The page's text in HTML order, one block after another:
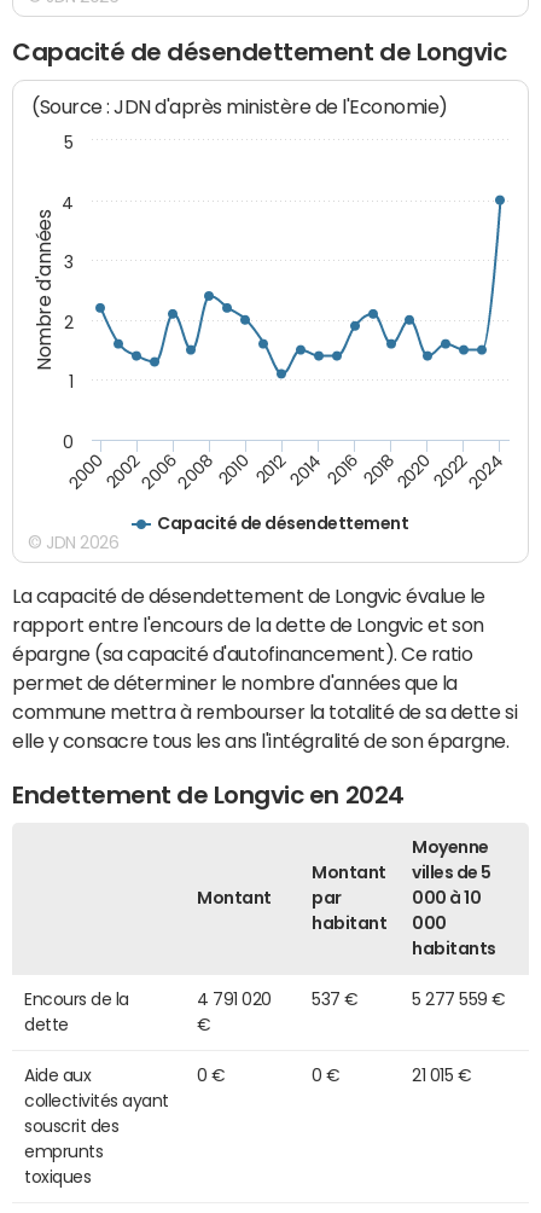
Capacité de désendettement de Longvic
Nombre d'années
(Source : JDN d'après ministère de l'Economie)
Capacité de désendettement
20002002200620082010 2012201420162018202020222024
0
2
3
4
5
© JDN 2026
La capacité de désendettement de Longvic évalue le
rapport entre l'encours de la dette de Longvic et son
épargne (sa capacité d'autofinancement). Ce ratio
permet de déterminer le nombre d'années que la
commune mettra à rembourser la totalité de sa dette si
elle y consacre tous les ans l'intégralité de son épargne.
Endettement de Longvic en 2024
Montant
Montant
par
habitant
Moyenne
villes de 5
000 à 10
000
habitants
Encours de la
dette
4 791 020
€
537 € 5 277 559 €
Aide aux
collectivités ayant
souscrit des
emprunts
toxiques
0 € 0 € 21 015 €